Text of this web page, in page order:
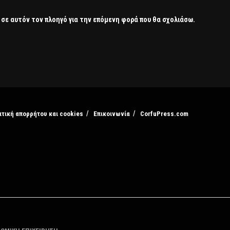
αυτόν τον πλοηγό για την επόμενη φορά που θα σχολιάσω.
απορρήτου και cookies Επικοινωνία CorfuPress.com